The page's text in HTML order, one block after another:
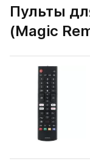
Пульты
(Magic